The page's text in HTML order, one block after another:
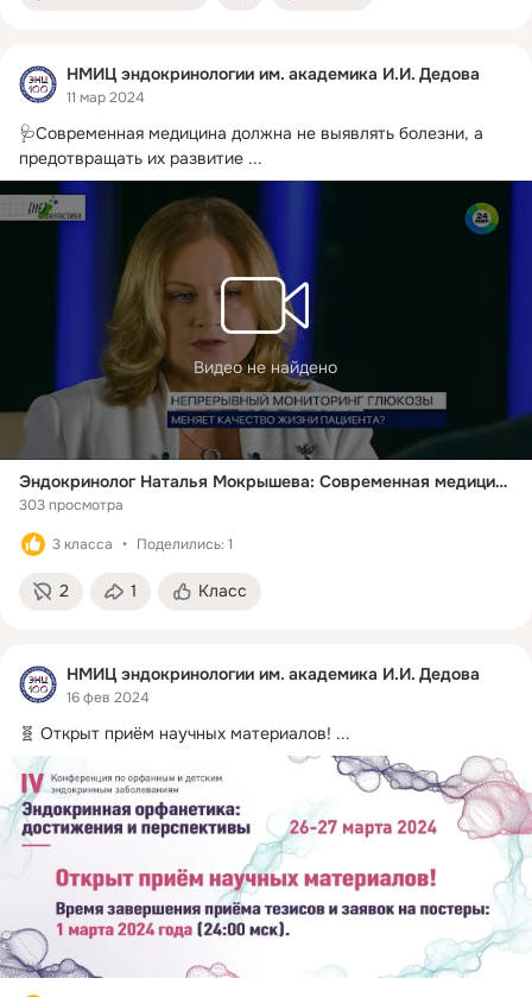
НМИЦ эндокринологии им. академика И.И. Дедова
11 мар 2024
🩺Современная медицина должна не выявлять болезни, а
предотвращать их развитие ...
Видео не найдено
Эндокринолог Наталья Мокрышева: Современная медицина должна предотвращать развитие болезней
303 просмотра
3 класса Поделились: 1
2 1 Класс
НМИЦ эндокринологии им. академика И.И. Дедова
16 фев 2024
🧬 Открыт приём научных материалов! ...